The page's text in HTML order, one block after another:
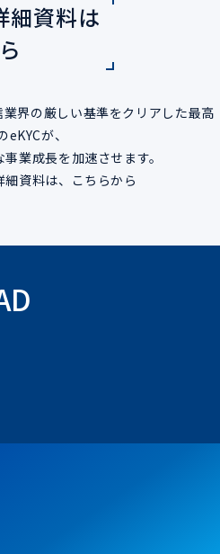
細資料は
界の厳しい基準をクリアした最高
eKYCが、
業成長を加速させます。
資料は、こちらから